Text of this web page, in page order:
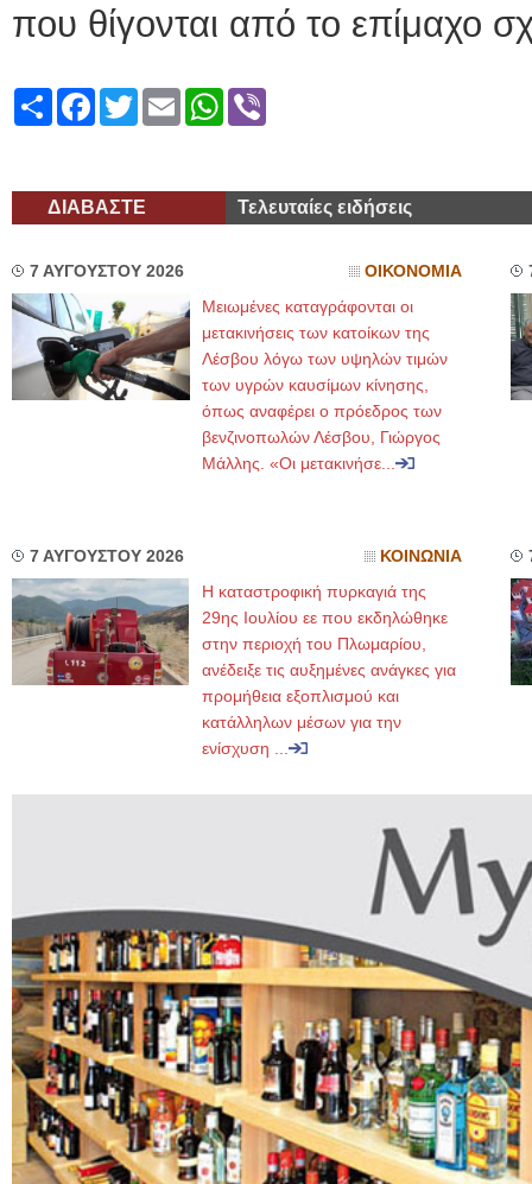
που θίγονται από το επίμαχο
ShareFacebook
TwitterEmailWhatsApp
ΔΙΑΒΑΣΤΕ Τελευταίες ειδήσεις
7 ΑΥΓΟΥΣΤΟΥ 2026 ΟΙΚΟΝΟΜΙΑ
Μειωμένες καταγράφονται οι
μετακινήσεις των κατοίκων της
Λέσβου λόγω των υψηλών τιμών
των υγρών καυσίμων κίνησης,
όπως αναφέρει ο πρόεδρος των
βενζινοπωλών Λέσβου, Γιώργος
Μάλλης. «Οι μετακινήσε...
7 ΑΥΓΟΥΣΤΟΥ 2026 ΚΟΙΝΩΝΙΑ
Η καταστροφική πυρκαγιά της
29ης Ιουλίου εε που εκδηλώθηκε
στην περιοχή του Πλωμαρίου,
ανέδειξε τις αυξημένες ανάγκες για
προμήθεια εξοπλισμού και
κατάλληλων μέσων για την
ενίσχυση ...